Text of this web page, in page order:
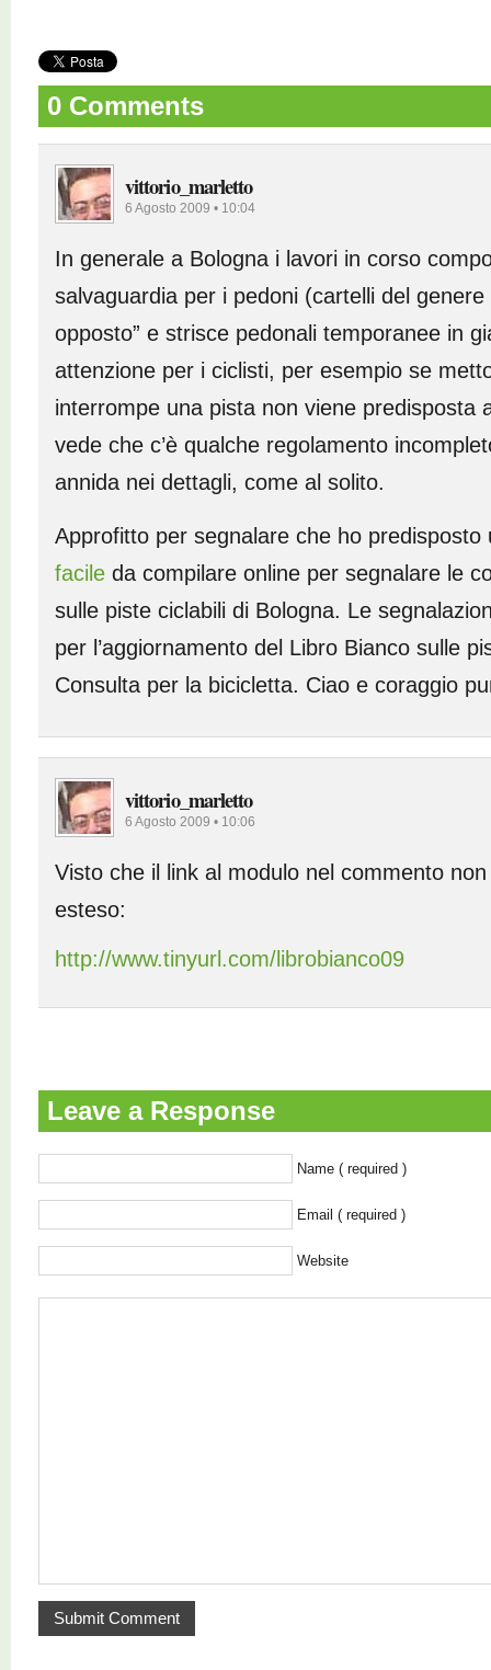
0 Comments
vittorio_marletto
6 Agosto 2009 • 10:04
In generale a Bologna i lavori in corso
salvaguardia per i pedoni (cartelli del genere
opposto” e strisce pedonali temporanee in
attenzione per i ciclisti, per esempio se
interrompe una pista non viene predisposta
vede che c’è qualche regolamento
annida nei dettagli, come al solito.
Approfitto per segnalare che ho
facile da compilare online per segnalare le
sulle piste ciclabili di Bologna. Le
per l’aggiornamento del Libro Bianco sulle
Consulta per la bicicletta. Ciao e coraggio
vittorio_marletto
6 Agosto 2009 • 10:06
Visto che il link al modulo nel commento
esteso:
http://www.tinyurl.com/librobianco09
Leave a Response
Name ( required )
Email ( required )
Website